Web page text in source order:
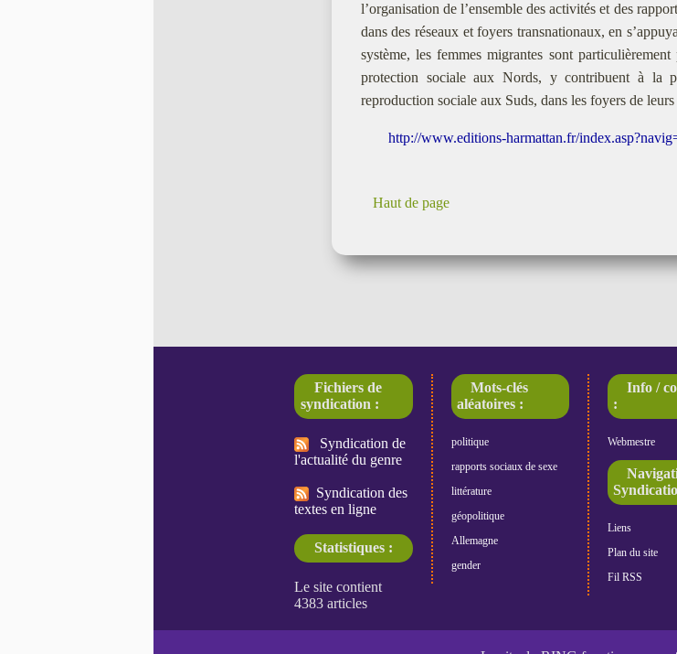
l’organisation de l’ensemble des activités et des
dans des réseaux et foyers transnationaux, en
système, les femmes migrantes sont
protection sociale aux Nords, y contribuent à la
reproduction sociale aux Suds, dans les foyers de
http://www.editions-harmattan.fr/
Haut de page
Fichiers de
syndication :
Syndication de
l'actualité du genre
Syndication des
textes en ligne
Statistiques :
Mots-clés
aléatoires :
politique
rapports sociaux de sexe
littérature
géopolitique
Allemagne
gender
Info /
:
Webmestre
Liens
Plan du site
Fil RSS